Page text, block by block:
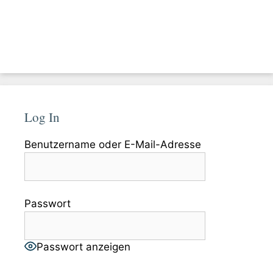
Log In
Benutzername oder E-Mail-Adresse
Passwort
Passwort anzeigen